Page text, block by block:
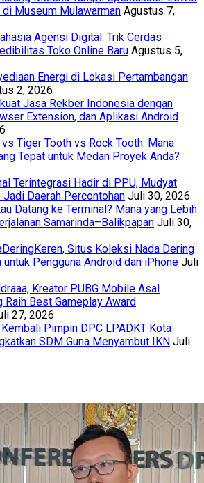
Museum Mulawarman Agustus 7,
Agensi Digital: Trik Cerdas
Toko Online Baru Agustus 5,
Energi di Lokasi Pertambangan
2, 2026
Jasa Rekber Indonesia dengan
Extension, dan Aplikasi Android
Tiger Tooth vs Rock Tooth: Mana
Tepat untuk Medan Proyek Anda?
Terintegrasi Hadir di PPU, Mudyat
Jadi Daerah Percontohan Juli 30, 2026
Datang ke Terminal? Mana yang Lebih
Samarinda–Balikpapan Juli 30,
Situs Koleksi Nada Dering
Pengguna Android dan iPhone Juli
Kreator PUBG Mobile Asal
Raih Best Gameplay Award
27, 2026
Pimpin DPC LPADKT Kota
SDM Guna Menyambut IKN Juli